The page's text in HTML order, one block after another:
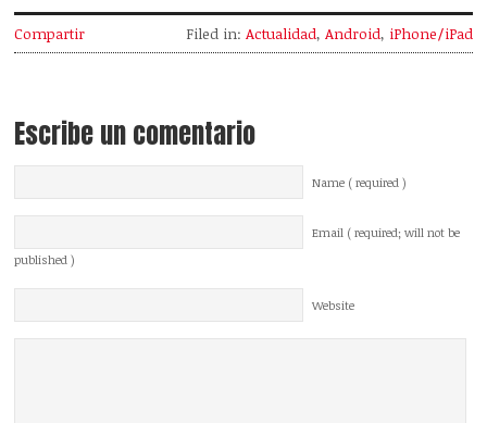
Compartir Filed in: Actualidad, Android, iPhone/iPad
Escribe un comentario
Name ( required )
Email ( required; will not be
published )
Website